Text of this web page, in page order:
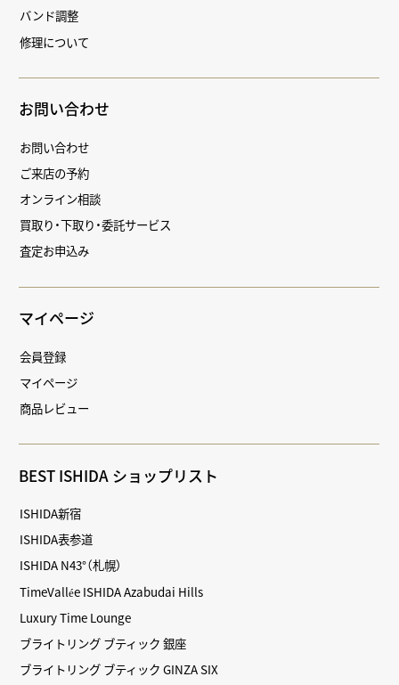
バンド調整
修理について
お問い合わせ
お問い合わせ
ご来店の予約
オンライン相談
買取り・下取り・委託サービス
査定お申込み
マイページ
会員登録
マイページ
商品レビュー
BEST ISHIDA ショップリスト
ISHIDA新宿
ISHIDA表参道
ISHIDA N43°（札幌）
TimeVallée ISHIDA Azabudai Hills
Luxury Time Lounge
ブライトリング ブティック 銀座
ブライトリング ブティック GINZA SIX